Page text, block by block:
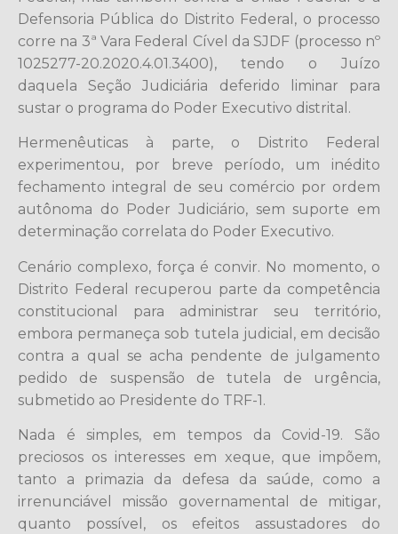
Defensoria Pública do Distrito Federal, o processo
corre na 3ª Vara Federal Cível da SJDF (processo nº
1025277-20.2020.4.01.3400), tendo o Juízo
daquela Seção Judiciária deferido liminar para
sustar o programa do Poder Executivo distrital.
Hermenêuticas à parte, o Distrito Federal
experimentou, por breve período, um inédito
fechamento integral de seu comércio por ordem
autônoma do Poder Judiciário, sem suporte em
determinação correlata do Poder Executivo.
Cenário complexo, força é convir. No momento, o
Distrito Federal recuperou parte da competência
constitucional para administrar seu território,
embora permaneça sob tutela judicial, em decisão
contra a qual se acha pendente de julgamento
pedido de suspensão de tutela de urgência,
submetido ao Presidente do TRF-1.
Nada é simples, em tempos da Covid-19. São
preciosos os interesses em xeque, que impõem,
tanto a primazia da defesa da saúde, como a
irrenunciável missão governamental de mitigar,
quanto possível, os efeitos assustadores do